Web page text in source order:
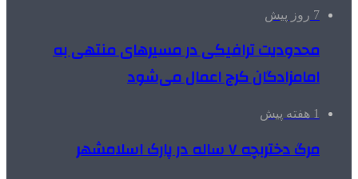
7 روز پیش
محدودیت ترافیکی در مسیرهای منتهی به
امامزادگان کرج اعمال می‌شود
1 هفته پیش
مرگ دختربچه ۷ ساله در پارک اسلامشهر